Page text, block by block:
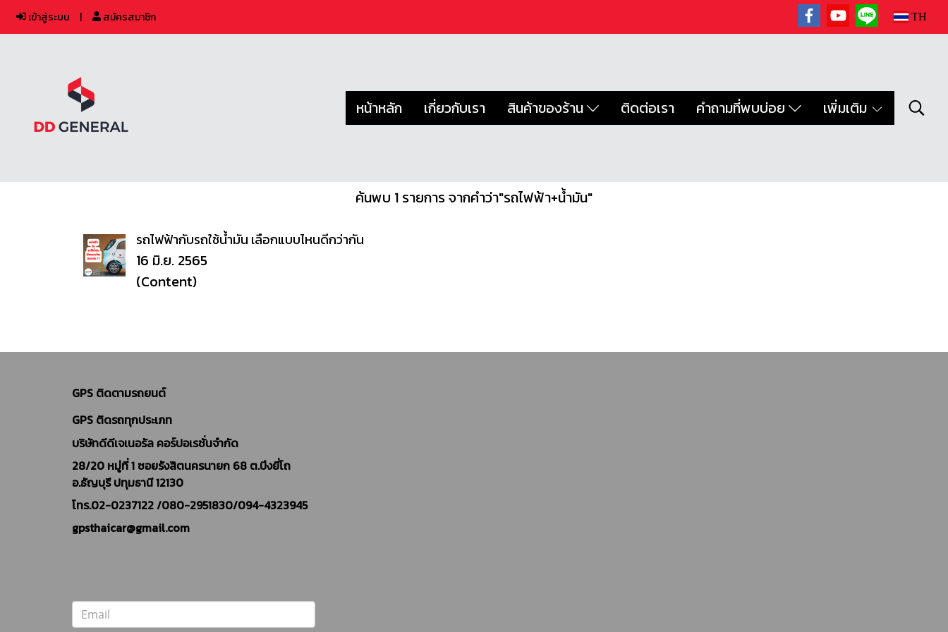
เข้าสู่ระบบ สมัครสมาชิก TH
หน้าหลัก เกี่ยวกับเรา สินค้าของร้าน ติดต่อเรา คำถามที่พบบ่อย เพิ่มเติม
ค้นพบ 1 รายการ จากคำว่า"รถไฟฟ้า+น้ํามัน"
รถไฟฟ้ากับรถใช้น้ำมัน เลือกแบบไหนดีกว่ากัน
16 มิ.ย. 2565
(Content)
GPS ติดตามรถยนต์
GPS ติดรถทุกประเภท
บริษัทดีดีเจเนอรัล คอร์ปอเรชั่นจำกัด
28/20 หมู่ที่ 1 ซอยรังสิตนครนายก 68 ต.บึงยี่โถ
อ.ธัญบุรี ปทุมธานี 12130
โทร.02-0237122 /080-2951830/094-4323945
gpsthaicar@gmail.com